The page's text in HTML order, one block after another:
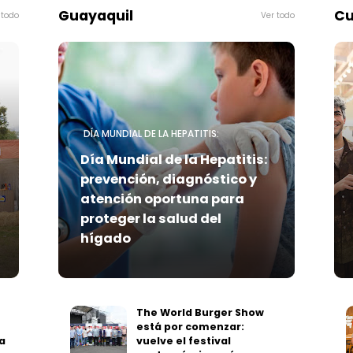
DÍA MUNDIAL DE LA HEPATITIS:
Día Mundial de la Hepatitis:
prevención, diagnóstico y
atención oportuna para
proteger la salud del
hígado
está por comenzar:
vuelve el festival
gastronómico más